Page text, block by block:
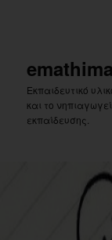
emathima
Εκπαιδευτικό
και το
εκπαίδευσης.